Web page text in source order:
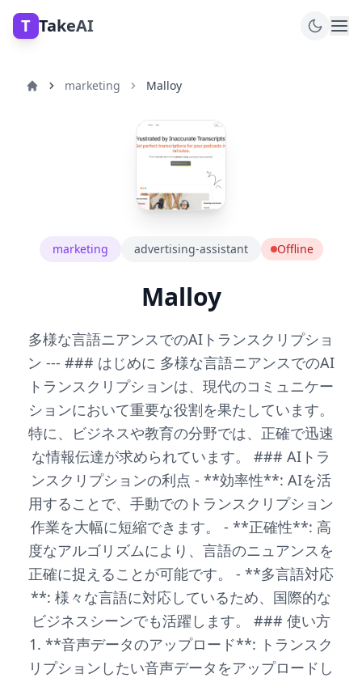
T TakeAI
marketing Malloy
marketing advertising-assistant Offline
Malloy
多様な言語ニアンスでのAIトランスクリプショ
ン --- ### はじめに 多様な言語ニアンスでのAI
トランスクリプションは、現代のコミュニケー
ションにおいて重要な役割を果たしています。
特に、ビジネスや教育の分野では、正確で迅速
な情報伝達が求められています。 ### AIトラ
ンスクリプションの利点 - **効率性**: AIを活
用することで、手動でのトランスクリプション
作業を大幅に短縮できます。 - **正確性**: 高
度なアルゴリズムにより、言語のニュアンスを
正確に捉えることが可能です。 - **多言語対応
**: 様々な言語に対応しているため、国際的な
ビジネスシーンでも活躍します。 ### 使い方
1. **音声データのアップロード**: トランスク
リプションしたい音声データをアップロードし